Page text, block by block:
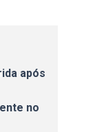
após
no